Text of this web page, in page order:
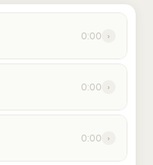
0:00 ›
0:00 ›
0:00 ›